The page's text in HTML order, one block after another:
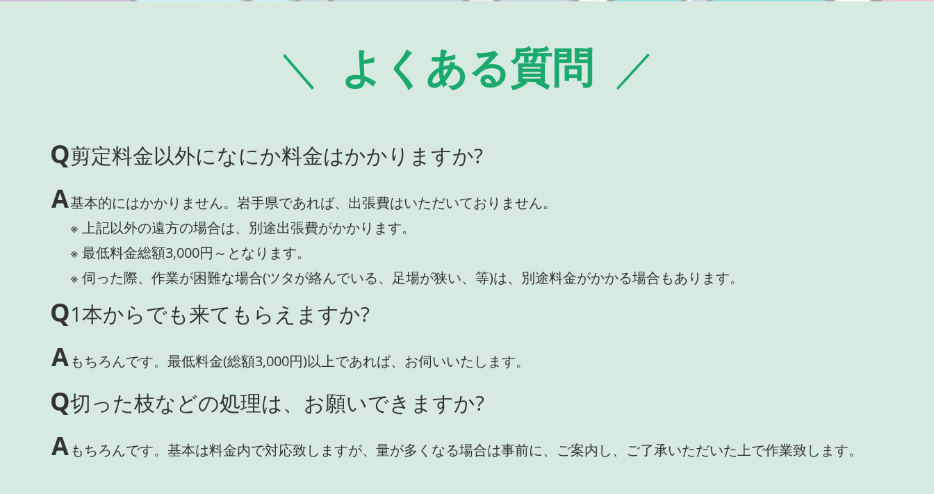
よくある質問
Q剪定料金以外になにか料金はかかりますか?
A基本的にはかかりません。岩手県であれば、出張費はいただいておりません。
※ 上記以外の遠方の場合は、別途出張費がかかります。
※ 最低料金総額3,000円～となります。
※ 伺った際、作業が困難な場合(ツタが絡んでいる、足場が狭い、等)は、別途料金がかかる場合もあります。
Q1本からでも来てもらえますか?
Aもちろんです。最低料金(総額3,000円)以上であれば、お伺いいたします。
Q切った枝などの処理は、お願いできますか?
Aもちろんです。基本は料金内で対応致しますが、量が多くなる場合は事前に、ご案内し、ご了承いただいた上で作業致します。